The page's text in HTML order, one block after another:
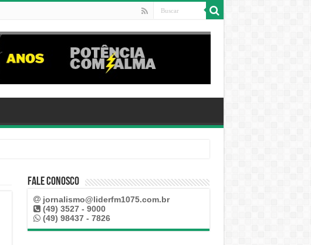
Fale Conosco
jornalismo@liderfm1075.com.br
(49) 3527 - 9000
(49) 98437 - 7826